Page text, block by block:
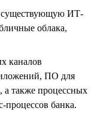
существующую ИТ-
облака,
каналов
ПО для
а также процессных
процессов банка.